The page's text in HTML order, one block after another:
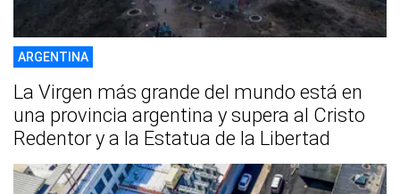
ARGENTINA
La Virgen más grande del mundo está en
una provincia argentina y supera al Cristo
Redentor y a la Estatua de la Libertad